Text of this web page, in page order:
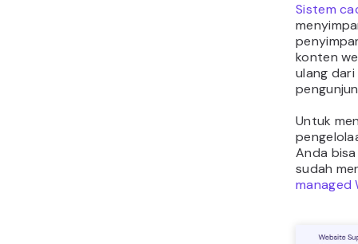
Sistem
konten
ulang
Untuk
Anda
sudah
managed